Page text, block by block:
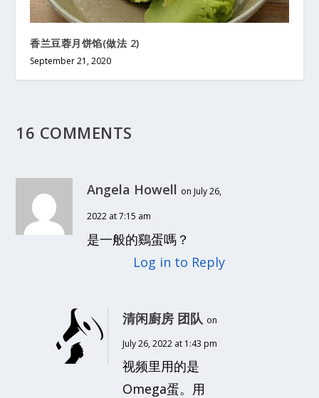
香兰豆蓉月饼馅(做法 2)
September 21, 2020
16 COMMENTS
Angela Howell on July 26,
2022 at 7:15 am
是一般的鷄蛋嗎？
Log in to Reply
清闲廚房 团队 on
July 26, 2022 at 1:43 pm
视频里用的是
Omega蛋。用